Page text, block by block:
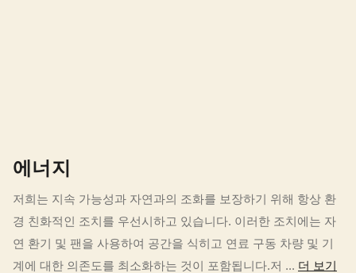
에너지
저희는 지속 가능성과 자연과의 조화를 보장하기 위해 항상 환
경 친화적인 조치를 우선시하고 있습니다. 이러한 조치에는 자
연 환기 및 팬을 사용하여 공간을 식히고 연료 구동 차량 및 기
계에 대한 의존도를 최소화하는 것이 포함됩니다.저 ... 더 보기